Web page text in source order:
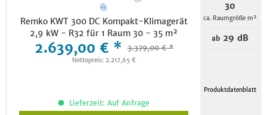
Remko KWT 300 DC Kompakt-Klimagerät
2,9 kW - R32 für 1 Raum 30 - 35 m²
2.639,00 € * 3.379,00 € *
Nettopreis: 2.217,65 €
30
ca. Raumgröße m²
ab 29 dB
Produktdatenblatt
Lieferzeit: Auf Anfrage